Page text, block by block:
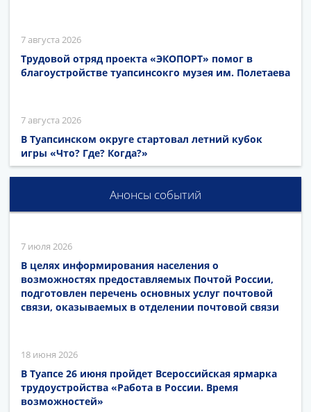
7 августа 2026
Трудовой отряд проекта «ЭКОПОРТ» помог в
благоустройстве туапсинсокго музея им. Полетаева
7 августа 2026
В Туапсинском округе стартовал летний кубок
игры «Что? Где? Когда?»
Анонсы событий
7 июля 2026
В целях информирования населения о
возможностях предоставляемых Почтой России,
подготовлен перечень основных услуг почтовой
связи, оказываемых в отделении почтовой связи
18 июня 2026
В Туапсе 26 июня пройдет Всероссийская ярмарка
трудоустройства «Работа в России. Время
возможностей»